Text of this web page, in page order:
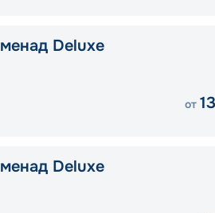
Deluxe
от
Deluxe